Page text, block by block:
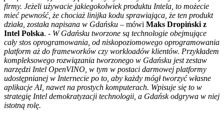
firmy. Jeżeli używacie jakiegokolwiek produktu Intela, to możecie
mieć pewność, że chociaż linijka kodu sprawiająca, że ten produkt
działa, została napisana w Gdańsku – mówi Maks Dropiński z
Intel Polska. - W Gdańsku tworzone są technologie obejmujące
cały stos oprogramowania, od niskopoziomowego oprogramowania
platform aż do frameworków czy workloadów klientów. Przykładem
kompleksowego rozwiązania tworzonego w Gdańsku jest zestaw
narzędzi Intel OpenVINO, w tym w postaci darmowej platformy
udostępnianej w Internecie po to, aby każdy mógł tworzyć własne
aplikacje AI, nawet na prostych komputerach. Wpisuje się to w
strategię Intel demokratyzacji technologii, a Gdańsk odgrywa w niej
istotną rolę.